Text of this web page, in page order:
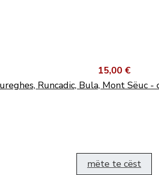
15,00 €
Runcadic, Bula, Mont Sëuc
mëte te cëst